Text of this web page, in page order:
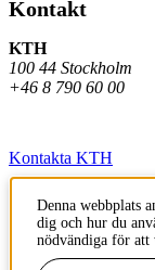
Kontakt
KTH
100 44 Stockholm
+46 8 790 60 00
Kontakta KTH
Jobba på KTH
Press och media
Denna webbplats
dig och hur du
nödvändiga för att